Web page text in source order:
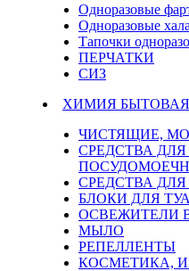
Одноразовые
Одноразовые
Тапочки
ПЕРЧАТКИ
СИЗ
ХИМИЯ БЫТОВАЯ
ЧИСТЯЩИЕ,
СРЕДСТВА
СРЕДСТВА
БЛОКИ ДЛЯ
ОСВЕЖИТЕЛИ
МЫЛО
РЕПЕЛЛЕНТЫ
КОСМЕТИКА,